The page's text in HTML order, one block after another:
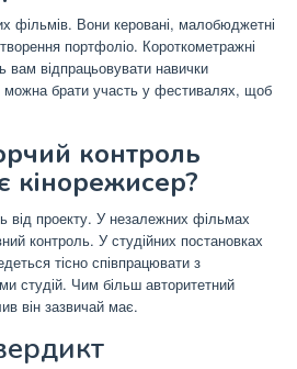
фільмів. Вони керовані, малобюджетні
портфоліо. Короткометражні
відпрацьовувати навички
можна брати участь у фестивалях, щоб
контроль
кінорежисер?
від проекту. У незалежних фільмах
контроль. У студійних постановках
тісно співпрацювати з
студій. Чим більш авторитетний
він зазвичай має.